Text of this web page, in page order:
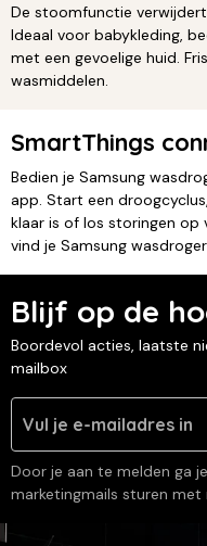
De stoomfunctie
Ideaal voor babykleding,
met een gevoelige huid.
wasmiddelen.
SmartThings
Bedien je Samsung
app. Start een
klaar is of los storingen op
vind je Samsung
Blijf op de
Boordevol acties, laatste
mailbox
Door je aan te melden ga
marketingmails sturen met